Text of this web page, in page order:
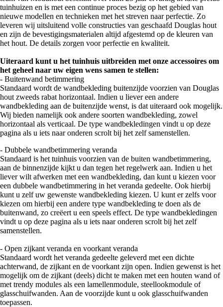
tuinhuizen en is met een continue proces bezig op het gebied van
nieuwe modellen en technieken met het streven naar perfectie. Zo
leveren wij uitsluitend volle constructies van geschaafd Douglas hout
en zijn de bevestigingsmaterialen altijd afgestemd op de kleuren van
het hout. De details zorgen voor perfectie en kwaliteit.
Uiteraard kunt u het tuinhuis uitbreiden met onze accessoires om
het geheel naar uw eigen wens samen te stellen:
- Buitenwand betimmering
Standaard wordt de wandbekleding buitenzijde voorzien van Douglas
hout zweeds rabat horizontaal. Indien u liever een andere
wandbekleding aan de buitenzijde wenst, is dat uiteraard ook mogelijk.
Wij bieden namelijk ook andere soorten wandbekleding, zowel
horizontaal als verticaal. De type wandbekledingen vindt u op deze
pagina als u iets naar onderen scrolt bij het zelf samenstellen.
- Dubbele wandbetimmering veranda
Standaard is het tuinhuis voorzien van de buiten wandbetimmering,
aan de binnenzijde kijkt u dan tegen het regelwerk aan. Indien u het
liever wilt afwerken met een wandbekleding, dan kunt u kiezen voor
een dubbele wandbetimmering in het veranda gedeelte. Ook hierbij
kunt u zelf uw gewenste wandbekleding kiezen. U kunt er zelfs voor
kiezen om hierbij een andere type wandbekleding te doen als de
buitenwand, zo creëert u een speels effect. De type wandbekledingen
vindt u op deze pagina als u iets naar onderen scrolt bij het zelf
samenstellen.
- Open zijkant veranda en voorkant veranda
Standaard wordt het veranda gedeelte geleverd met een dichte
achterwand, de zijkant en de voorkant zijn open. Indien gewenst is het
mogelijk om de zijkant (deels) dicht te maken met een houten wand of
met trendy modules als een lamellenmodule, steellookmodule of
glasschuifwanden. Aan de voorzijde kunt u ook glasschuifwanden
toepassen.